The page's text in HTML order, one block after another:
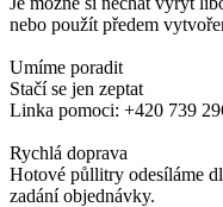
nebo použít předem
Umíme poradit
Stačí se jen zeptat
Linka pomoci: +420 739
Rychlá doprava
Hotové půllitry odesíláme
zadání objednávky.